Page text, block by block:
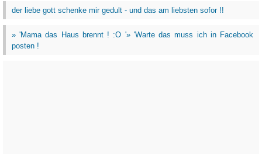
der liebe gott schenke mir gedult - und das am liebsten sofor !!
» 'Mama das Haus brennt ! :O '» 'Warte das muss ich in Facebook
posten !